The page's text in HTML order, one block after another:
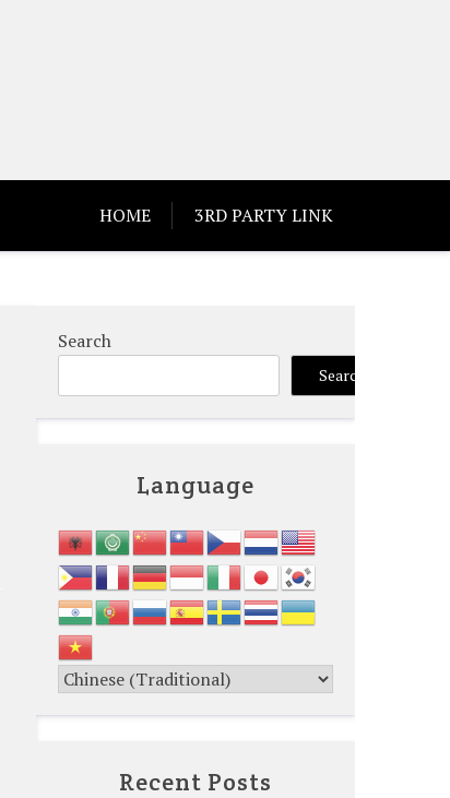
HOME 3RD PARTY LINK
Search
Search
Language
Recent Posts